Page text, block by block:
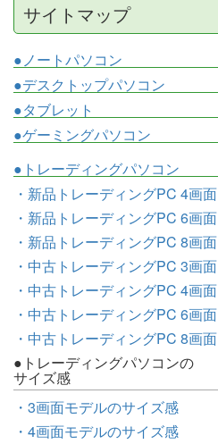
サイトマップ
●ノートパソコン
●デスクトップパソコン
●タブレット
●ゲーミングパソコン
●トレーディングパソコン
・新品トレーディングPC 4画面
・新品トレーディングPC 6画面
・新品トレーディングPC 8画面
・中古トレーディングPC 3画面
・中古トレーディングPC 4画面
・中古トレーディングPC 6画面
・中古トレーディングPC 8画面
●トレーディングパソコンの
サイズ感
・3画面モデルのサイズ感
・4画面モデルのサイズ感